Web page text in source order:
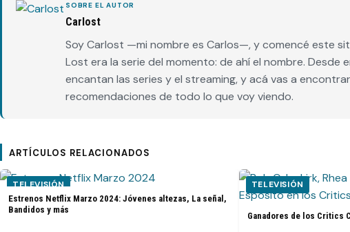
SOBRE EL AUTOR
Carlost
Soy Carlost —mi nombre es Carlos—, y comencé este
Lost era la serie del momento: de ahí el nombre. Desde
encantan las series y el streaming, y acá vas a
recomendaciones de todo lo que voy viendo.
ARTÍCULOS RELACIONADOS
TELEVISIÓN
Estrenos Netflix Marzo 2024: Jóvenes altezas, La señal,
Bandidos y más
TELEVISIÓN
Ganadores de los Critics